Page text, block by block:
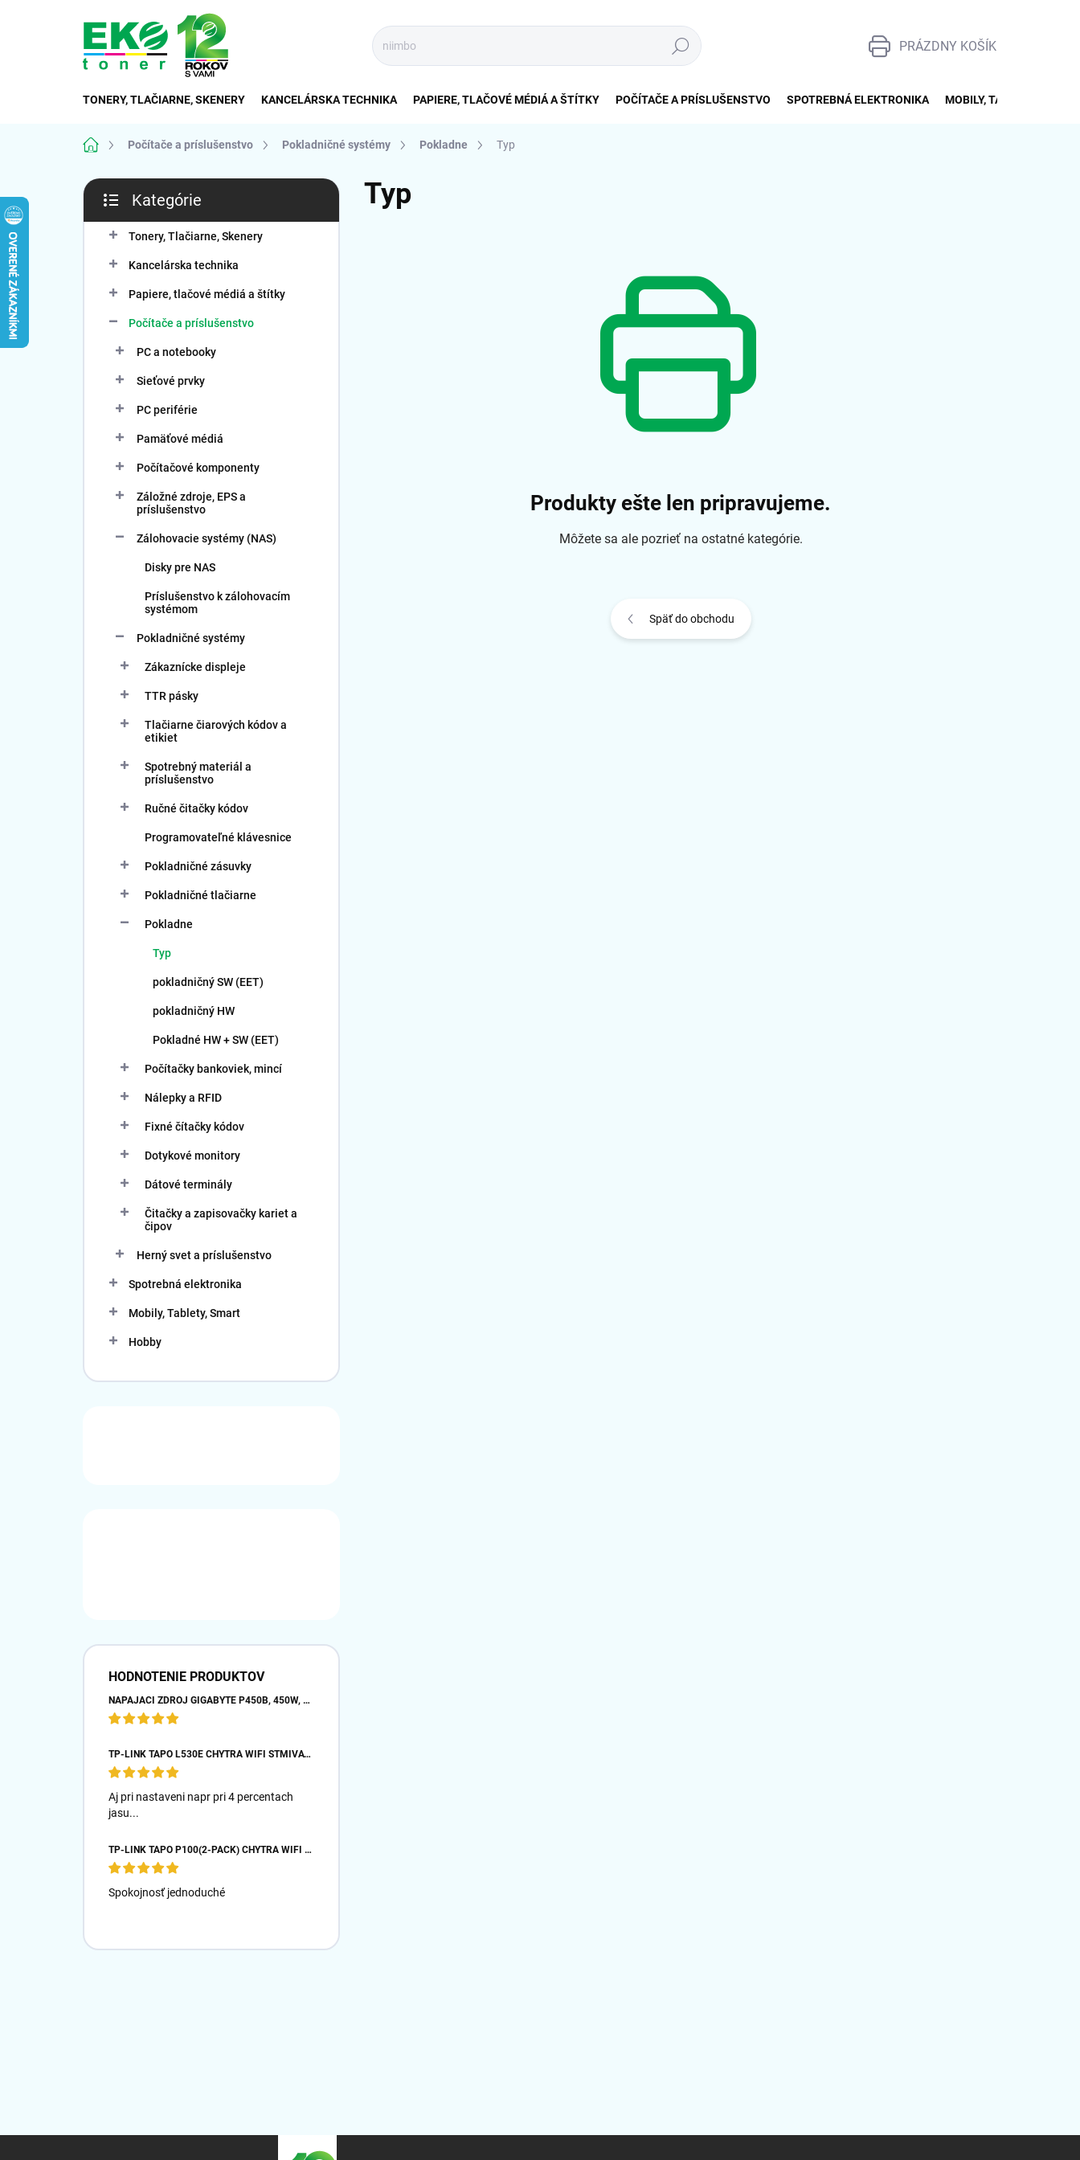
Hľadať
NÁKUPNÝ
PRÁZDNY KOŠÍK
TONERY, TLAČIARNE, SKENERY KANCELÁRSKA TECHNIKA PAPIERE, TLAČOVÉ MÉDIÁ A ŠTÍTKY POČÍTAČE A PRÍSLUŠENSTVO SPOTREBNÁ ELEKTRONIKA MOBILY, TABLETY, SMART
DomovPočítače a príslušenstvo Pokladničné systémy Pokladne Typ
B
č
kategórie
Kategórie
Tonery, Tlačiarne, Skenery
Kancelárska technika
Papiere, tlačové médiá a štítky
Počítače a príslušenstvo
PC a notebooky
Sieťové prvky
PC periférie
Pamäťové médiá
Počítačové komponenty
Záložné zdroje, EPS a
príslušenstvo
Zálohovacie systémy (NAS)
Disky pre NAS
Príslušenstvo k zálohovacím
systémom
Pokladničné systémy
Zákaznícke displeje
TTR pásky
Tlačiarne čiarových kódov a
etikiet
Spotrebný materiál a
príslušenstvo
Ručné čitačky kódov
Programovateľné klávesnice
Pokladničné zásuvky
Pokladničné tlačiarne
Pokladne
Typ
pokladničný SW (EET)
pokladničný HW
Pokladné HW + SW (EET)
Počítačky bankoviek, mincí
Nálepky a RFID
Fixné čítačky kódov
Dotykové monitory
Dátové terminály
Čitačky a zapisovačky kariet a
čipov
Herný svet a príslušenstvo
Spotrebná elektronika
Mobily, Tablety, Smart
Hobby
HODNOTENIE PRODUKTOV
NAPÁJACÍ ZDROJ GIGABYTE P450B, 450W, 80PLUS BRONZE, 12 CM VENTILÁTOR
TP-LINK TAPO L530E CHYTRÁ WIFI STMÍVATELNÁ LED ŽÁROVKA (BAREVNÁ,2500K-6500K,806LM,2,4GHZ,E27)
Aj pri nastaveni napr pri 4 percentach
jasu...
TP-LINK TAPO P100(2-PACK) CHYTRÁ WIFI MINI ZÁSUVKA (2300W,10A,2,4 GHZ,BT)
Spokojnosť jednoduché
Typ
Produkty ešte len pripravujeme.
Môžete sa ale pozrieť na ostatné kategórie.
Späť do obchodu